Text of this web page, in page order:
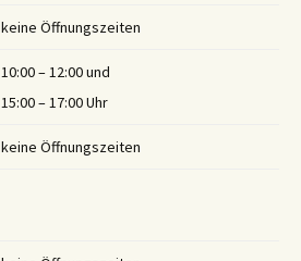
keine Öffnungszeiten
10:00 – 12:00 und
15:00 – 17:00 Uhr
keine Öffnungszeiten